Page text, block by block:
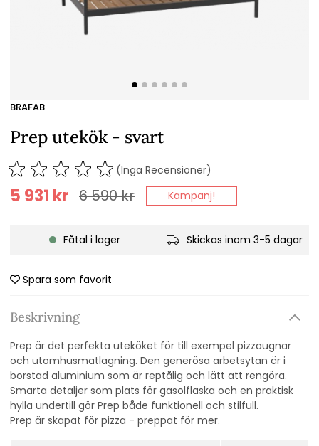
BRAFAB
Prep utekök - svart
(Inga Recensioner)
6 590kr
5 931 kr Kampanj!
Fåtal i lager Skickas inom 3-5 dagar
Spara som favorit
Beskrivning
Prep är det perfekta uteköket för till exempel pizzaugnar
och utomhusmatlagning. Den generösa arbetsytan är i
borstad aluminium som är reptålig och lätt att rengöra.
Smarta detaljer som plats för gasolflaska och en praktisk
hylla undertill gör Prep både funktionell och stilfull.
Prep är skapat för pizza - preppat för mer.